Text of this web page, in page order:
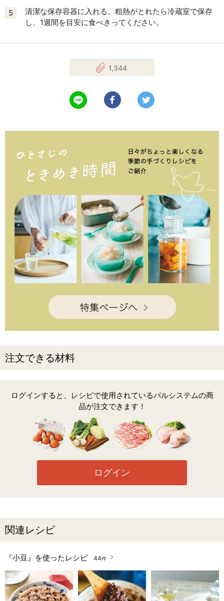
5
清潔な保存容器に入れる。粗熱がとれたら冷蔵室で保存
し、1週間を目安に食べきってください。
1,344
LINEで送る Facebookでシェアする
注文できる材料
ログインすると、レシピで使用されているパルシステムの商
品が注文できます！
ログイン
関連レシピ
『小豆』を使ったレシピ 44件